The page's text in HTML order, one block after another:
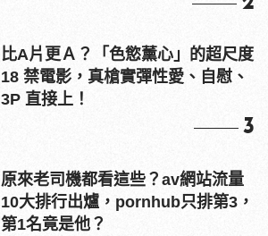
比A片更Ａ？「色慾薰心」的超尺度
18 禁電影，真槍實彈性愛、自慰、
3P 直接上！
3
原來老司機都看這些？av網站流量
10大排行出爐，pornhub只排第3，
第1名竟是他？